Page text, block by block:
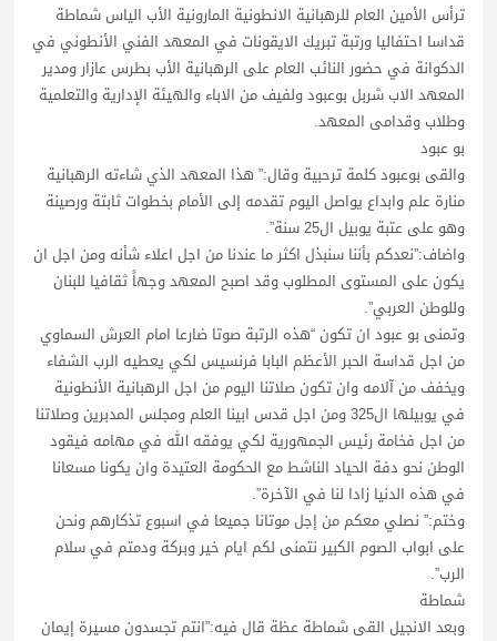
ترأس الأمين العام للرهبانية الانطونية المارونية الأب الياس شماطة
قداسا احتفاليا ورتبة تبريك الايقونات في المعهد الفني الأنطوني في
الدكوانة في حضور النائب العام على الرهبانية الأب بطرس عازار ومدير
المعهد الاب شربل بوعبود ولفيف من الاباء والهيئة الإدارية والتعلمية
وطلاب وقدامى المعهد.
بو عبود
والقى بوعبود كلمة ترحبية وقال:” هذا المعهد الذي شاءته الرهبانية
منارة علم وابداع يواصل اليوم تقدمه إلى الأمام بخطوات ثابتة ورصينة
وهو على عتبة يوبيل ال25 سنة”.
واضاف:”نعدكم بأننا سنبذل اكثر ما عندنا من اجل اعلاء شأنه ومن اجل ان
يكون على المستوى المطلوب وقد اصبح المعهد وجهاً ثقافيا للبنان
وللوطن العربي”.
وتمنى بو عبود ان تكون “هذه الرتبة صوتا ضارعا امام العرش السماوي
من اجل قداسة الحبر الأعظم البابا فرنسيس لكي يعطيه الرب الشفاء
ويخفف من آلامه وان تكون صلاتنا اليوم من اجل الرهبانية الأنطونية
في يوبيلها ال325 ومن اجل قدس ابينا العلم ومجلس المدبرين وصلاتنا
من اجل فخامة رئيس الجمهورية لكي يوفقه الله في مهامه فيقود
الوطن نحو دفة الحياد الناشط مع الحكومة العتيدة وان يكونا مسعانا
في هذه الدنيا زادا لنا في الآخرة”.
وختم:” نصلي معكم من إجل موتانا جميعا في اسبوع تذكارهم ونحن
على ابواب الصوم الكبير نتمنى لكم ايام خير وبركة ودمتم في سلام
الرب”.
شماطة
وبعد الانجيل القى شماطة عظة قال فيه:”انتم تجسدون مسيرة إيمان